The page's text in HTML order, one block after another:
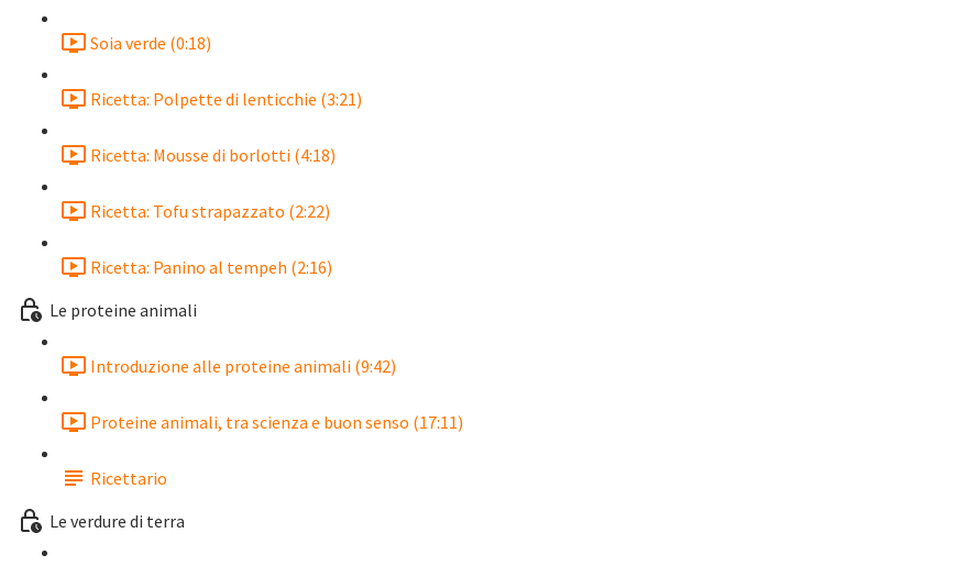
Soia verde (0:18)
Ricetta: Polpette di lenticchie (3:21)
Ricetta: Mousse di borlotti (4:18)
Ricetta: Tofu strapazzato (2:22)
Ricetta: Panino al tempeh (2:16)
Le proteine animali
Introduzione alle proteine animali (9:42)
Proteine animali, tra scienza e buon senso (17:11)
Ricettario
Le verdure di terra